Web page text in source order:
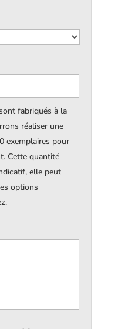
fabriqués à la
réaliser une
exemplaires pour
Cette quantité
elle peut
options